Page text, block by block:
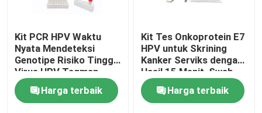
Kit PCR HPV Waktu
Nyata Mendeteksi
Genotipe Risiko Tinggi
Virus HPV Taqman
Probe Assay
Harga terbaik
Kit Tes Onkoprotein E7
HPV untuk Skrining
Kanker Serviks dengan
Hasil 15 Menit, Swab
Mandiri, dan Deteksi
Protein Sel Kanker
Langsung
Harga terbaik